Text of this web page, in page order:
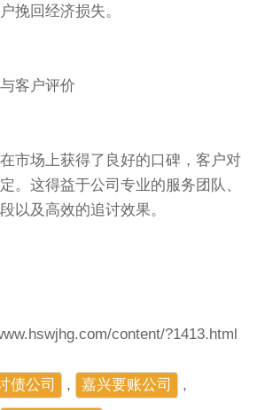
挽回经济损失。
客户评价
市场上获得了良好的口碑，客户对
。这得益于公司专业的服务团队、
以及高效的追讨效果。
content/?1413.html
债公司 , 嘉兴要账公司 ,